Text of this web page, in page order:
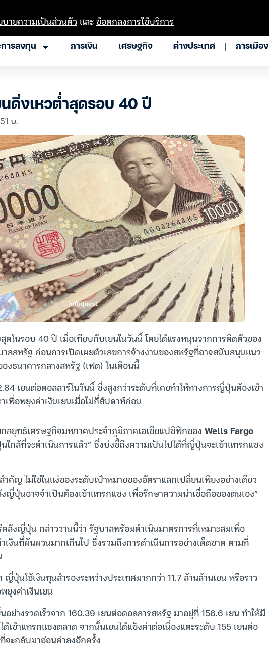
ารลงทุน การเงิน เศรษฐกิจ ต่างประเทศ การเมือง
ดิ่งเหวต่ำสุดรอบ 40 ปี
น.
ดในรอบ 40 ปี เมื่อเทียบกับเยนในวันนี้ โดยได้แรงหนุนจากการดีดตัวของ
สหรัฐ ก่อนการเปิดเผยตัวเลขการจ้างงานของสหรัฐที่อาจสนับสนุนแนว
งธนาคารกลางสหรัฐ (เฟด) ในเดือนนี้
เยนต่อดอลลาร์ในวันนี้ ซึ่งสูงกว่าระดับที่เคยทำให้ทางการญี่ปุ่นต้องเข้า
พื่อพยุงค่าเงินเยนเมื่อไม่กี่สัปดาห์ก่อน
ลยุทธ์เศรษฐกิจมหภาคประจำภูมิภาคเอเชียแปซิฟิกของ Wells Fargo
นใกล้ที่จะดำเนินการแล้ว” ซึ่งบ่งชี้ถึงความเป็นไปได้ที่ญี่ปุ่นจะเข้าแทรกแซง
คัญ ไม่ใช่ในแง่ของระดับเป้าหมายของอัตราแลกเปลี่ยนเพียงอย่างเดียว
ญี่ปุ่นอาจจำเป็นต้องเข้าแทรกแซง เพื่อรักษาความน่าเชื่อถือของตนเอง”
ลังญี่ปุ่น กล่าววานนี้ว่า รัฐบาลพร้อมดำเนินมาตรการที่เหมาะสมเพื่อ
งินที่ผันผวนมากเกินไป ซึ่งรวมถึงการดำเนินการอย่างเด็ดขาด ตามที่
ปุ่นใช้เงินทุนสำรองระหว่างประเทศมากกว่า 11.7 ล้านล้านเยน หรือราว
ยุงค่าเงินเยน
อย่างรวดเร็วจาก 160.39 เยนต่อดอลลาร์สหรัฐ มาอยู่ที่ 156.6 เยน ทำให้มี
เข้าแทรกแซงตลาด จากนั้นเยนได้แข็งค่าต่อเนื่องแตะระดับ 155 เยนต่อ
จะกลับมาอ่อนค่าลงอีกครั้ง
บายความเป็นส่วนตัว และข้อตกลงการใช้บริการ